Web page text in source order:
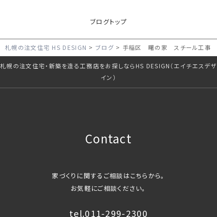
ブログトップ
札幌の注文住宅 HS DESIGN ブログ 手稲区 曙の家 スチール工事
札幌の注文住宅・新築を造る工務店をお探しならHS DESIGN（エイチエスデザ
イン）
Contact
家づくりに関するご相談はこちらから。
お気軽にご相談ください。
tel.011-299-2300